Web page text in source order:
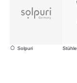
Solpuri Stühle